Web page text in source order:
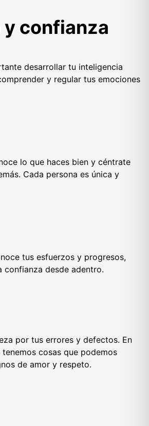
confianza
desarrollar tu inteligencia
y regular tus emociones
lo que haces bien y céntrate
Cada persona es única y
tus esfuerzos y progresos,
confianza desde adentro.
por tus errores y defectos. En
cosas que podemos
de amor y respeto.